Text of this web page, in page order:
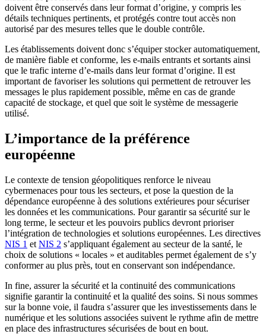
doivent être conservés dans leur format d’origine, y compris les
détails techniques pertinents, et protégés contre tout accès non
autorisé par des mesures telles que le double contrôle.
Les établissements doivent donc s’équiper stocker automatiquement,
de manière fiable et conforme, les e-mails entrants et sortants ainsi
que le trafic interne d’e-mails dans leur format d’origine. Il est
important de favoriser les solutions qui permettent de retrouver les
messages le plus rapidement possible, même en cas de grande
capacité de stockage, et quel que soit le système de messagerie
utilisé.
L’importance de la préférence
européenne
Le contexte de tension géopolitiques renforce le niveau
cybermenaces pour tous les secteurs, et pose la question de la
dépendance européenne à des solutions extérieures pour sécuriser
les données et les communications. Pour garantir sa sécurité sur le
long terme, le secteur et les pouvoirs publics devront prioriser
l’intégration de technologies et solutions européennes. Les directives
NIS 1 et NIS 2 s’appliquant également au secteur de la santé, le
choix de solutions « locales » et auditables permet également de s’y
conformer au plus près, tout en conservant son indépendance.
In fine, assurer la sécurité et la continuité des communications
signifie garantir la continuité et la qualité des soins. Si nous sommes
sur la bonne voie, il faudra s’assurer que les investissements dans le
numérique et les solutions associées suivent le rythme afin de mettre
en place des infrastructures sécurisées de bout en bout.